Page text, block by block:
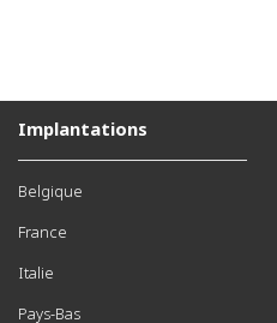
Implantations
Belgique
France
Italie
Pays-Bas